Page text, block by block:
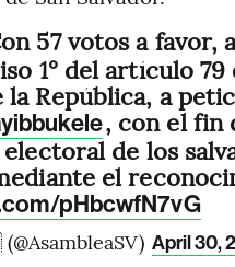
57 votos a favor,
1° del artículo 79
República, a
, con el fin
de los
el
pHbcwfN7vG
April 30,